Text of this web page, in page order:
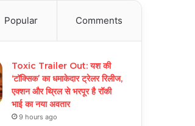
Popular Comments
Toxic Trailer Out: यश की
‘टॉक्सिक’ का धमाकेदार ट्रेलर रिलीज,
एक्शन और थ्रिल से भरपूर है रॉकी
भाई का नया अवतार
9 hours ago